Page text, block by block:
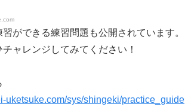
ができる練習問題も公開されています。
ャレンジしてみてください！
uketsuke.com/sys/shingeki/practice_guide